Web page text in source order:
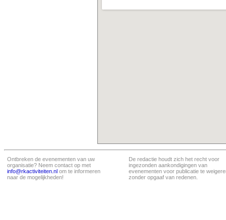
Ontbreken de evenementen van uw
organisatie? Neem contact op met
info@rkactiviteiten.nl om te informeren
naar de mogelijkheden!
De redactie houdt zich het recht voor
ingezonden aankondigingen van
evenementen voor publicatie te
zonder opgaaf van redenen.